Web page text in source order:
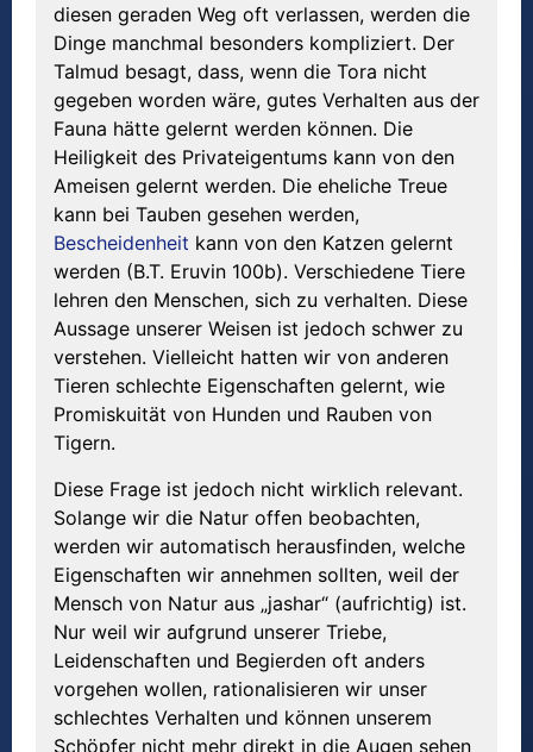
diesen geraden Weg oft verlassen, werden die
Dinge manchmal besonders kompliziert. Der
Talmud besagt, dass, wenn die Tora nicht
gegeben worden wäre, gutes Verhalten aus der
Fauna hätte gelernt werden können. Die
Heiligkeit des Privateigentums kann von den
Ameisen gelernt werden. Die eheliche Treue
kann bei Tauben gesehen werden,
Bescheidenheit kann von den Katzen gelernt
werden (B.T. Eruvin 100b). Verschiedene Tiere
lehren den Menschen, sich zu verhalten. Diese
Aussage unserer Weisen ist jedoch schwer zu
verstehen. Vielleicht hatten wir von anderen
Tieren schlechte Eigenschaften gelernt, wie
Promiskuität von Hunden und Rauben von
Tigern.
Diese Frage ist jedoch nicht wirklich relevant.
Solange wir die Natur offen beobachten,
werden wir automatisch herausfinden, welche
Eigenschaften wir annehmen sollten, weil der
Mensch von Natur aus „jashar“ (aufrichtig) ist.
Nur weil wir aufgrund unserer Triebe,
Leidenschaften und Begierden oft anders
vorgehen wollen, rationalisieren wir unser
schlechtes Verhalten und können unserem
Schöpfer nicht mehr direkt in die Augen sehen